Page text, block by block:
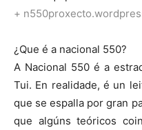
+
¿Que é a nacional 550?
A Nacional 550 é a
Tui. En realidade, é un
que se espalla por gran
que algúns teóricos